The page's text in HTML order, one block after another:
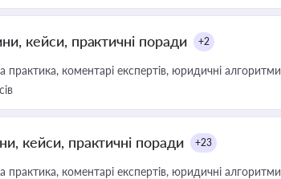
кейси, практичні поради +2
коментарі експертів, юридичні
кейси, практичні поради +23
коментарі експертів, юридичні